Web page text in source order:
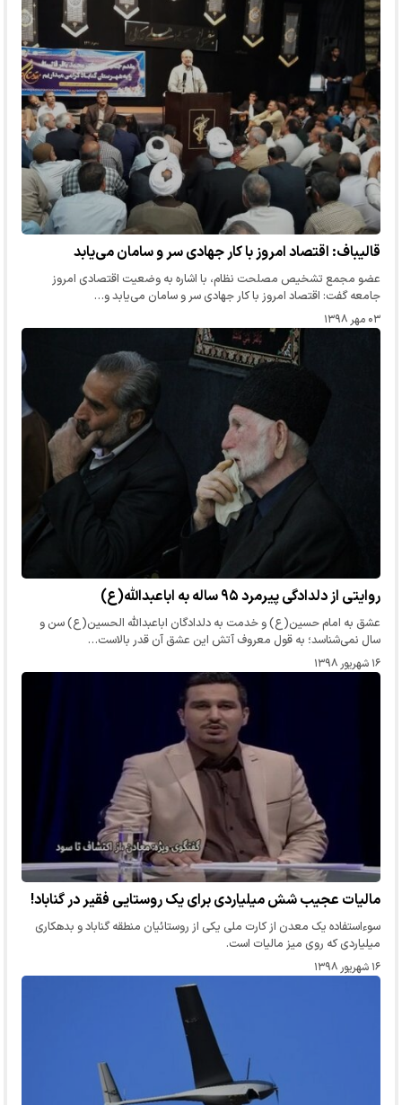
قالیباف: اقتصاد امروز با کار جهادی سر و سامان می‌یابد
عضو مجمع تشخیص مصلحت نظام، با اشاره به وضعیت اقتصادی امروز
جامعه گفت: اقتصاد امروز با کار جهادی سر و سامان می‌یابد و…
۰۳ مهر ۱۳۹۸
روایتی از دلدادگی پیرمرد ۹۵ ساله به اباعبدالله(ع)
عشق به امام حسین(ع) و خدمت به دلدادگان اباعبدالله الحسین(ع) سن و
سال نمی‌شناسد؛ به قول معروف آتش این عشق آن قدر بالاست…
۱۶ شهریور ۱۳۹۸
مالیات عجیب شش میلیاردی برای یک روستایی فقیر در گناباد!
سوءاستفاده یک معدن از کارت ملی یکی از روستائیان منطقه گناباد و بدهکاری
میلیاردی که روی میز مالیات است.
۱۶ شهریور ۱۳۹۸